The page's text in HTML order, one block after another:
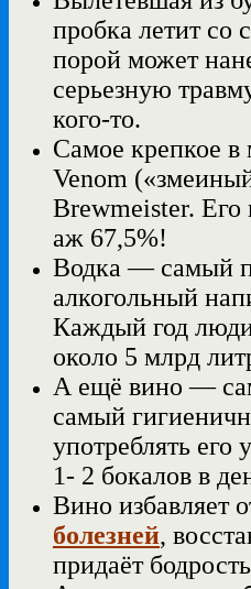
пробка летит со
порой может
серьезную
кого-то.
Самое крепкое
Venom
Brewmeister. Его
аж 67,5%!
Водка — самый
алкогольный
Каждый год
около 5 млрд
А ещё вино —
самый
употреблять его
1- 2 бокалов в
Вино избавляет
болезней,
придаёт